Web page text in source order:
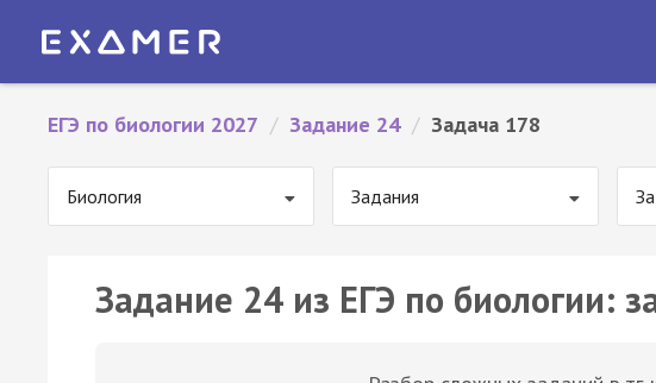
ЕГЭ по биологии 2027 / Задание 24 / Задача 178
Биология Задания
Задание 24 из ЕГЭ по биологии: